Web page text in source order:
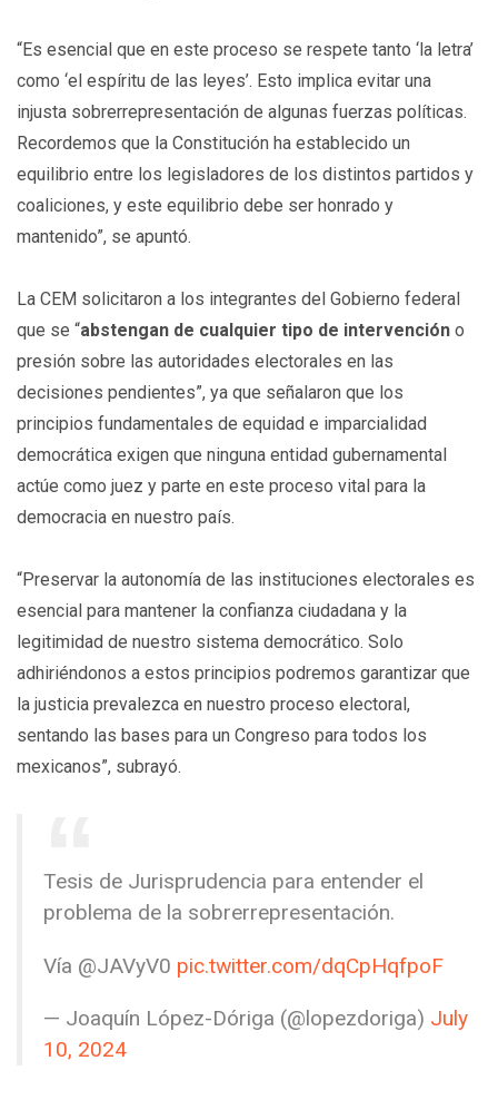
“Es esencial que en este proceso se respete tanto ‘la letra’
como ‘el espíritu de las leyes’. Esto implica evitar una
injusta sobrerrepresentación de algunas fuerzas políticas.
Recordemos que la Constitución ha establecido un
equilibrio entre los legisladores de los distintos partidos y
coaliciones, y este equilibrio debe ser honrado y
mantenido”, se apuntó.
La CEM solicitaron a los integrantes del Gobierno federal
que se “abstengan de cualquier tipo de intervención o
presión sobre las autoridades electorales en las
decisiones pendientes”, ya que señalaron que los
principios fundamentales de equidad e imparcialidad
democrática exigen que ninguna entidad gubernamental
actúe como juez y parte en este proceso vital para la
democracia en nuestro país.
“Preservar la autonomía de las instituciones electorales es
esencial para mantener la confianza ciudadana y la
legitimidad de nuestro sistema democrático. Solo
adhiriéndonos a estos principios podremos garantizar que
la justicia prevalezca en nuestro proceso electoral,
sentando las bases para un Congreso para todos los
mexicanos”, subrayó.
Tesis de Jurisprudencia para entender el
problema de la sobrerrepresentación.
Vía @JAVyV0 pic.twitter.com/dqCpHqfpoF
— Joaquín López-Dóriga (@lopezdoriga) July
10, 2024